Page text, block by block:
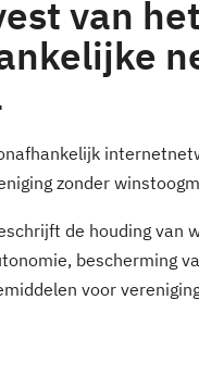
van het
zonder
de houding van
bescherming
voor